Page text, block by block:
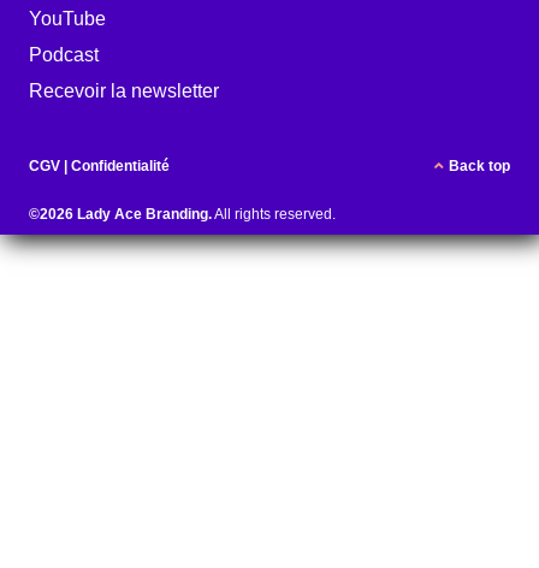
YouTube
Podcast
Recevoir la newsletter
©2026 Lady Ace Branding.All rights reserved.
CGV Confidentialité Back top